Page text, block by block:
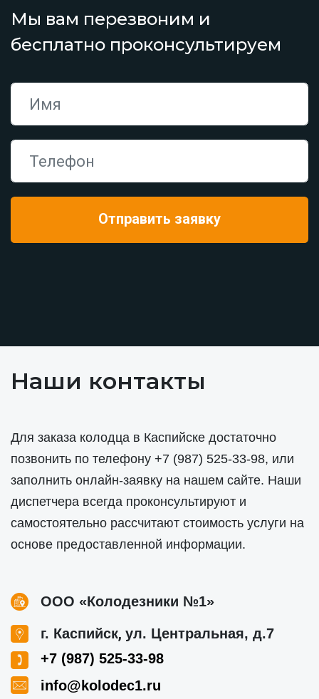
Мы вам перезвоним и
бесплатно проконсультируем
Наши контакты
Для заказа колодца в Каспийске достаточно
позвонить по телефону +7 (987) 525-33-98, или
заполнить онлайн-заявку на нашем сайте. Наши
диспетчера всегда проконсультируют и
самостоятельно рассчитают стоимость услуги на
основе предоставленной информации.
ООО «Колодезники №1»
г. Каспийск, ул. Центральная, д.7
+7 (987) 525-33-98
info@kolodec1.ru